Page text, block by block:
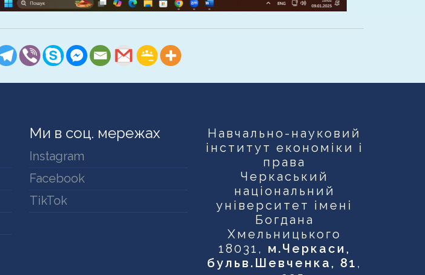
Ми в соц. мережах
Instagram
Facebook
TikTok
Навчально-науковий
інститут економіки і
права
Черкаський
національний
університет імені
Богдана
Хмельницького
18031, м.Черкаси,
бульв.Шевченка, 81 ,